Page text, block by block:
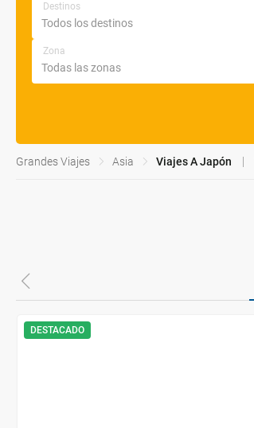
Destinos
Zona
Grandes Viajes Asia Viajes A Japón
DESTACADO